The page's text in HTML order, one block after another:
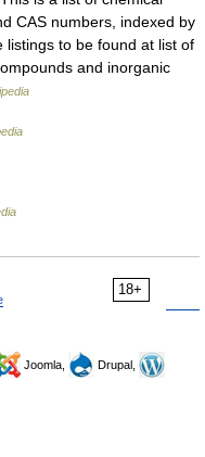
CAS numbers, indexed by
listings to be found at list of
and inorganic
18+
Joomla,
Drupal,